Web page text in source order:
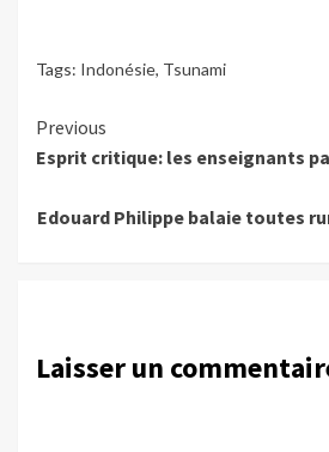
Tags: Indonésie, Tsunami
Continue
Reading
Previous
Esprit critique: les enseignants
Edouard Philippe balaie toutes
Laisser un